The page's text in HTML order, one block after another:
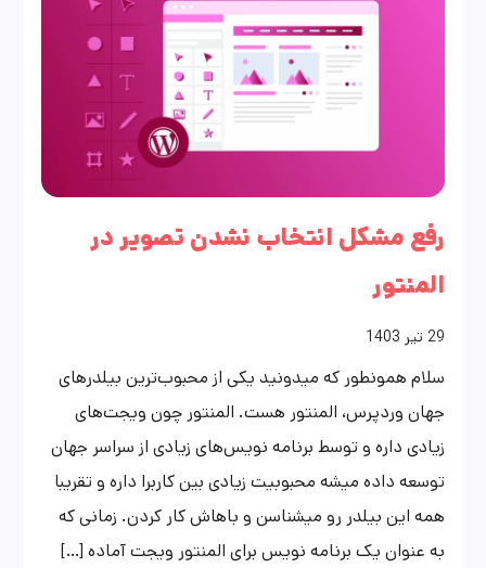
رفع مشکل انتخاب نشدن تصویر در
المنتور
29 تیر 1403
سلام همونطور که میدونید یکی از محبوب‌ترین بیلدرهای
جهان وردپرس، المنتور هست. المنتور چون ویجت‌های
زیادی داره و توسط برنامه نویس‌های زیادی از سراسر جهان
توسعه داده میشه محبوبیت زیادی بین کاربرا داره و تقریبا
همه این بیلدر رو میشناسن و باهاش کار کردن. زمانی که
به عنوان یک برنامه نویس برای المنتور ویجت آماده […]